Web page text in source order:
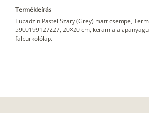
Termékleírás
Tubadzin Pastel Szary (Grey) matt csempe,
5900199127227, 20×20 cm, kerámia
falburkolólap.